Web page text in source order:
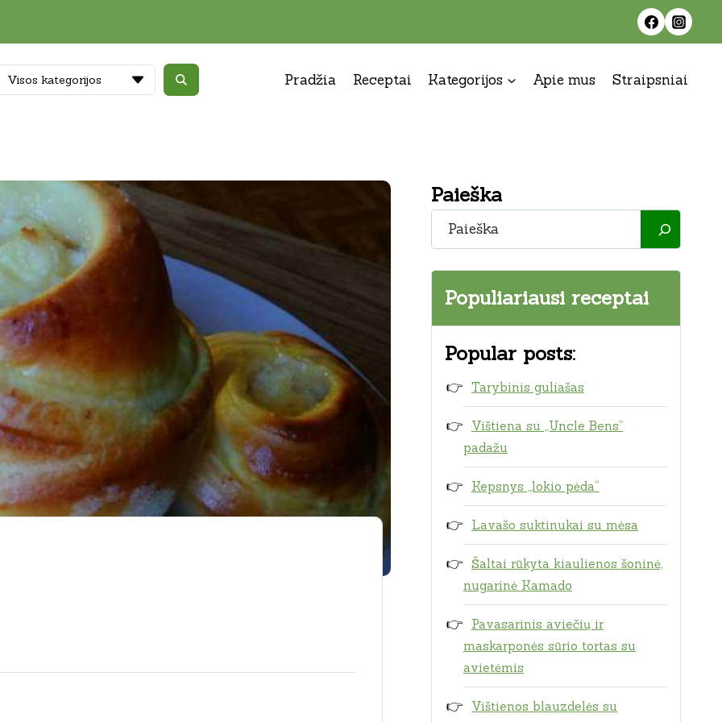
Visos kategorijos Pradžia Receptai Kategorijos Apie mus Straipsniai
Paieška
Paieška
Populiariausi receptai
Popular posts:
Tarybinis guliašas
Vištiena su „Uncle Bens”
padažu
Kepsnys „lokio pėda“
Lavašo suktinukai su mėsa
Šaltai rūkyta kiaulienos šoninė,
nugarinė Kamado
Pavasarinis aviečių ir
maskarponės sūrio tortas su
avietėmis
Vištienos blauzdelės su